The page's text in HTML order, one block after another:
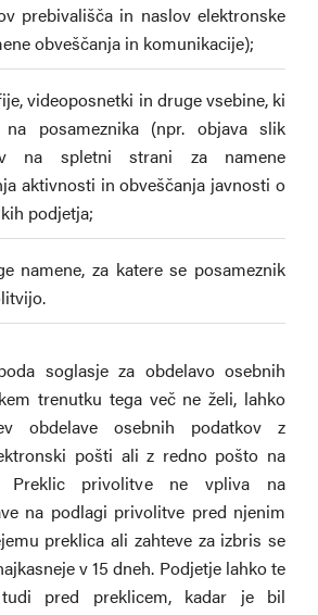
in naslov elektronske
obveščanja in komunikacije);
in druge vsebine, ki
posameznika (npr. objava slik
na spletni strani za namene
aktivnosti in obveščanja javnosti o
podjetja;
za katere se posameznik
soglasje za obdelavo osebnih
trenutku tega več ne želi, lahko
obdelave osebnih podatkov z
pošti ali z redno pošto na
Preklic privolitve ne vpliva na
na podlagi privolitve pred njenim
preklica ali zahteve za izbris se
v 15 dneh. Podjetje lahko te
pred preklicem, kadar je bil